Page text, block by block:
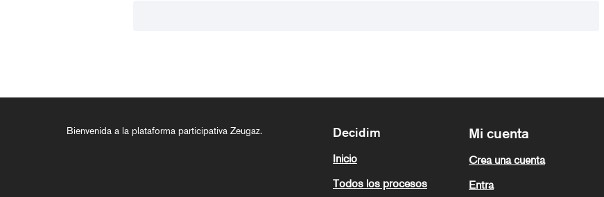
Bienvenida a la plataforma participativa Zeugaz. Decidim
Inicio
Todos los procesos
Mi cuenta
Crea una cuenta
Entra